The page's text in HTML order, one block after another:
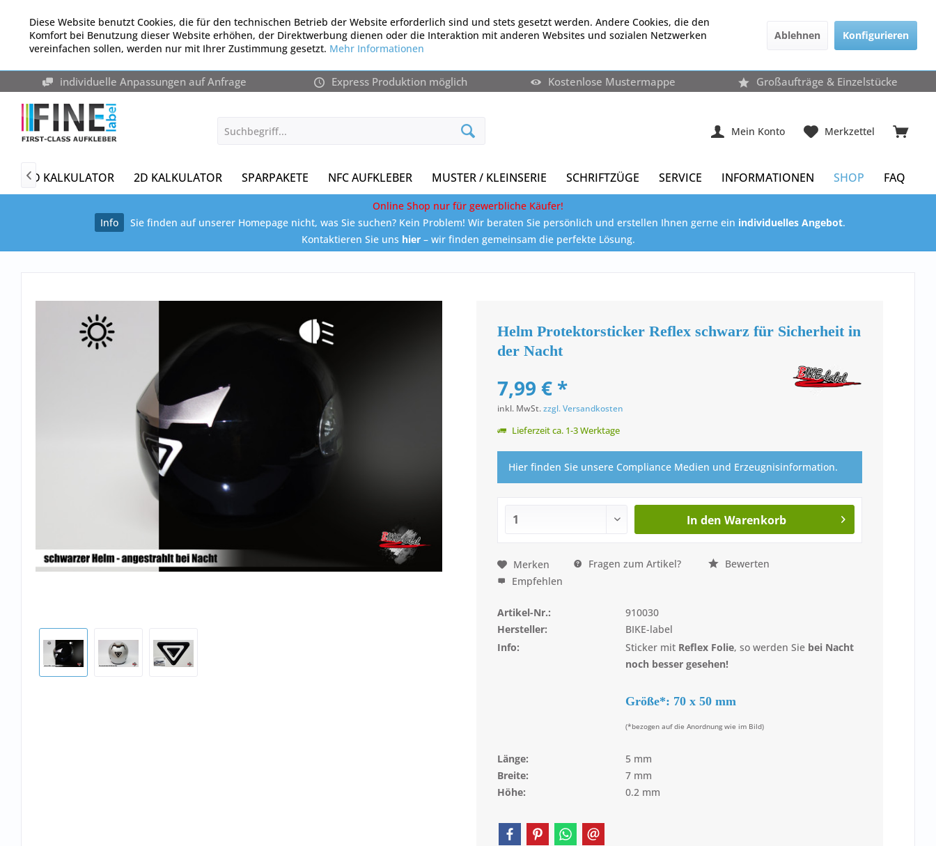
Diese Website benutzt Cookies, die für den technischen Betrieb der Website erforderlich sind und stets gesetzt werden. Andere Cookies, die den
Komfort bei Benutzung dieser Website erhöhen, der Direktwerbung dienen oder die Interaktion mit anderen Websites und sozialen Netzwerken
vereinfachen sollen, werden nur mit Ihrer Zustimmung gesetzt. Mehr Informationen
Ablehnen Konfigurieren
individuelle Anpassungen auf Anfrage Express Produktion möglich Kostenlose Mustermappe Großaufträge & Einzelstücke
Merkzettel
Mein Konto
3D KALKULATOR 2D KALKULATOR SPARPAKETE NFC AUFKLEBER MUSTER / KLEINSERIE SCHRIFTZÜGE SERVICE INFORMATIONEN SHOP FAQ

Online Shop nur für gewerbliche Käufer!
Info
Sie finden auf unserer Homepage nicht, was Sie suchen? Kein Problem! Wir beraten Sie persönlich und erstellen Ihnen gerne ein individuelles Angebot.
Kontaktieren Sie uns hier– wir finden gemeinsam die perfekte Lösung.
Helm Protektorsticker Reflex schwarz für Sicherheit in
der Nacht
7,99 € *
inkl. MwSt.zzgl. Versandkosten
Lieferzeit ca. 1-3 Werktage
Hier finden Sie unsere Compliance Medien und Erzeugnisinformation.
In den Warenkorb
Merken Fragen zum Artikel?
Bewerten
Empfehlen
Artikel-Nr.:
910030
Hersteller:
BIKE-label
Info:
Sticker mit Reflex Folie, so werden Sie bei Nacht
noch besser gesehen!
Größe*: 70 x 50 mm
(*bezogen auf die Anordnung wie im Bild)
Länge:
5 mm
Breite:
7 mm
Höhe:
0.2 mm